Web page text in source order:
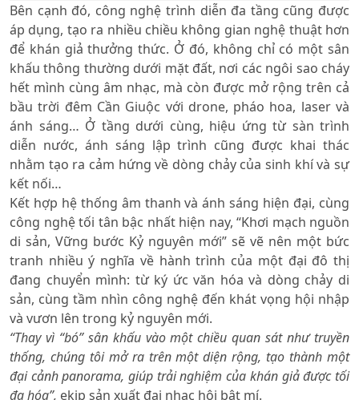
Bên cạnh đó, công nghệ trình diễn đa tầng cũng được
áp dụng, tạo ra nhiều chiều không gian nghệ thuật hơn
để khán giả thưởng thức. Ở đó, không chỉ có một sân
khấu thông thường dưới mặt đất, nơi các ngôi sao cháy
hết mình cùng âm nhạc, mà còn được mở rộng trên cả
bầu trời đêm Cần Giuộc với drone, pháo hoa, laser và
ánh sáng… Ở tầng dưới cùng, hiệu ứng từ sàn trình
diễn nước, ánh sáng lập trình cũng được khai thác
nhằm tạo ra cảm hứng về dòng chảy của sinh khí và sự
kết nối…
Kết hợp hệ thống âm thanh và ánh sáng hiện đại, cùng
công nghệ tối tân bậc nhất hiện nay, “Khơi mạch nguồn
di sản, Vững bước Kỷ nguyên mới” sẽ vẽ nên một bức
tranh nhiều ý nghĩa về hành trình của một đại đô thị
đang chuyển mình: từ ký ức văn hóa và dòng chảy di
sản, cùng tầm nhìn công nghệ đến khát vọng hội nhập
và vươn lên trong kỷ nguyên mới.
“Thay vì “bó” sân khấu vào một chiều quan sát như truyền
thống, chúng tôi mở ra trên một diện rộng, tạo thành một
đại cảnh panorama, giúp trải nghiệm của khán giả được tối
đa hóa”, ekip sản xuất đại nhạc hội bật mí.